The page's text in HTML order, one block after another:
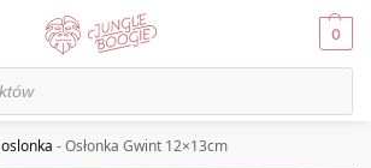
0
oslonka -Osłonka Gwint 12×13cm